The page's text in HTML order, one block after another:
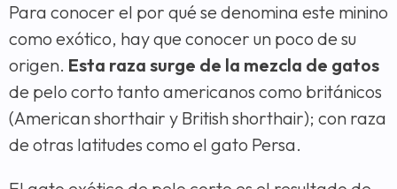
Para conocer el por qué se denomina este minino
como exótico, hay que conocer un poco de su
origen. Esta raza surge de la mezcla de gatos
de pelo corto tanto americanos como británicos
(American shorthair y British shorthair); con raza
de otras latitudes como el gato Persa.